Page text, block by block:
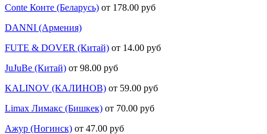
Conte Конте (Беларусь) от 178.00 руб
DANNI (Армения)
FUTE & DOVER (Китай) от 14.00 руб
JuJuBe (Китай) от 98.00 руб
KALINOV (КАЛИНОВ) от 59.00 руб
Limax Лимакс (Бишкек) от 70.00 руб
Ажур (Ногинск) от 47.00 руб